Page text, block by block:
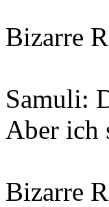
Bizarre
Samuli:
Aber ich
Bizarre